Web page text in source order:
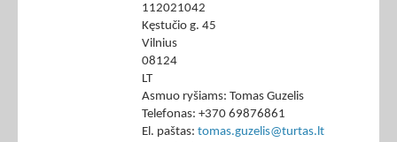
112021042
Kęstučio g. 45
Vilnius
08124
LT
Asmuo ryšiams: Tomas Guzelis
Telefonas: +370 69876861
El. paštas: tomas.guzelis@turtas.lt